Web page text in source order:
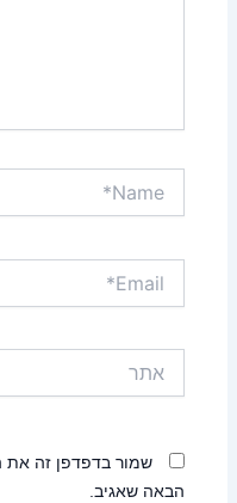
שמור בדפדפן זה את
הבאה שאגיב.